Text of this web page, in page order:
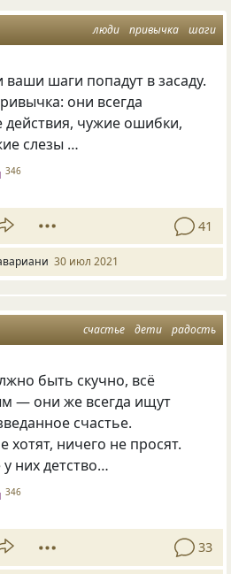
люди привычка шаги
ваши шаги попадут в засаду.
они всегда
чужие ошибки,
слезы …
346
41
30 июл 2021
счастье дети радость
быть скучно, всё
— они же всегда ищут
счастье.
хотят, ничего не просят.
них детство…
346
33